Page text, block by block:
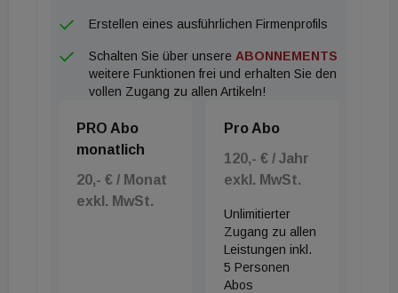
Erstellen eines ausführlichen Firmenprofils
Schalten Sie über unsere ABONNEMENTS
weitere Funktionen frei und erhalten Sie den
vollen Zugang zu allen Artikeln!
PRO Abo
monatlich
20,- € / Monat
exkl. MwSt.
Pro Abo
120,- € / Jahr
exkl. MwSt.
Unlimitierter
Zugang zu allen
Leistungen inkl.
5 Personen
Abos